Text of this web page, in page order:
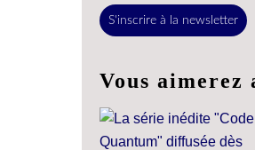
S'inscrire à la newsletter
Vous aimerez